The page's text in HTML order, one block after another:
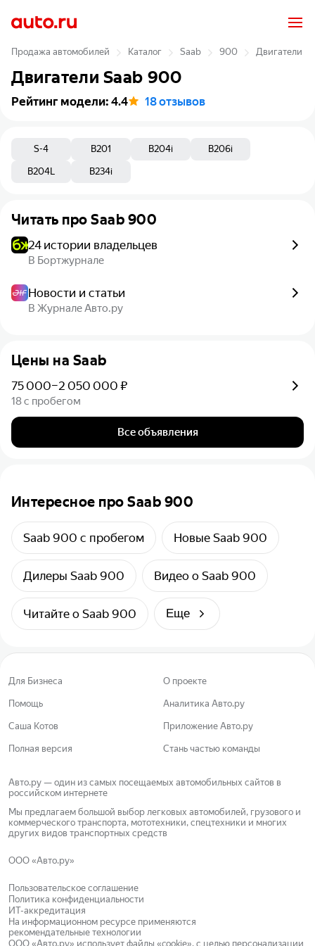
Продажа автомобилей Каталог Saab 900 Двигатели
Двигатели Saab 900
Рейтинг модели: 4.4 18 отзывов
S-4 B201 B204i B206i
B204L B234i
Читать проSaab 900
24 истории владельцев
В Бортжурнале
Новости и статьи
В Журнале Авто.ру
Цены на Saab
75 000–2 050 000 ₽
18 с пробегом
Все объявления
Интересное про Saab 900
Saab 900 с пробегом Новые Saab 900
Дилеры Saab 900 Видео о Saab 900
Читайте о Saab 900 Еще
Для Бизнеса О проекте
Помощь Аналитика Авто.ру
Саша Котов Приложение Авто.ру
Полная версия Стань частью команды
Авто.ру — один из самых посещаемых автомобильных сайтов в
российском интернете
Мы предлагаем большой выбор легковых автомобилей, грузового и
коммерческого транспорта, мототехники, спецтехники и многих
других видов транспортных средств
ООО «Авто.ру»
Пользовательское соглашение
Политика конфиденциальности
ИТ-аккредитация
На информационном ресурсе применяются
рекомендательные технологии
ООО «Авто.ру» использует файлы «cookie», с целью персонализации